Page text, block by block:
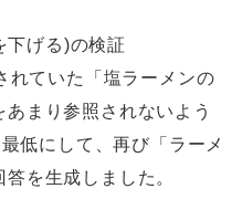
下げる)の検証
れていた「塩ラーメンの
まり参照されないよう
低にして、再び「ラーメ
を生成しました。